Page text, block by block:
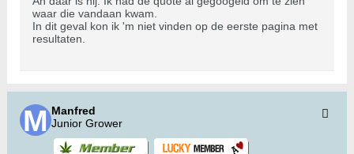
waar die vandaan kwam.
In dit geval kon ik 'm niet vinden op de eerste pagina met
resultaten.
Manfred
Junior Grower